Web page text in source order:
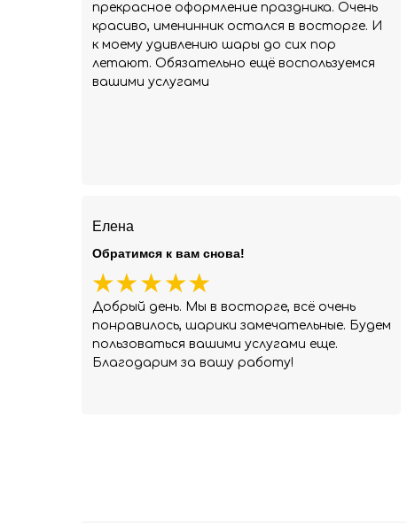
Елена
Добрый день. Мы в восторге, всё очень
понравилось, шарики замечательные. Будем
пользоваться вашими услугами еще.
Благодарим за вашу работу!
Обратимся к вам снова!
прекрасное оформление праздника. Очень
красиво, именинник остался в восторге. И
к моему удивлению шары до сих пор
летают. Обязательно ещё воспользуемся
вашими услугами